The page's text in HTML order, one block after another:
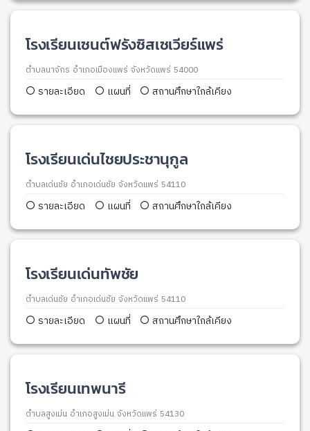
โรงเรียนเซนต์ฟรังซิสเซเวียร์แพร่
ตำบลนาจักร อำเภอเมืองแพร่ จังหวัดแพร่ 54000
รายละเอียด แผนที่ สถานศึกษาใกล้เคียง
โรงเรียนเด่นไชยประชานุกูล
ตำบลเด่นชัย อำเภอเด่นชัย จังหวัดแพร่ 54110
รายละเอียด แผนที่ สถานศึกษาใกล้เคียง
โรงเรียนเด่นทัพชัย
ตำบลเด่นชัย อำเภอเด่นชัย จังหวัดแพร่ 54110
รายละเอียด แผนที่ สถานศึกษาใกล้เคียง
โรงเรียนเทพนารี
ตำบลสูงเม่น อำเภอสูงเม่น จังหวัดแพร่ 54130